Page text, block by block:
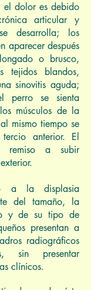
el dolor es debido
articular y
desarrolla; los
aparecer después
o brusco,
tejidos blandos,
sinovitis aguda;
perro se sienta
músculos de la
mismo tiempo se
anterior. El
remiso a subir
a la displasia
del tamaño, la
y de su tipo de
presentan a
radiográficos
sin presentar
clínicos.